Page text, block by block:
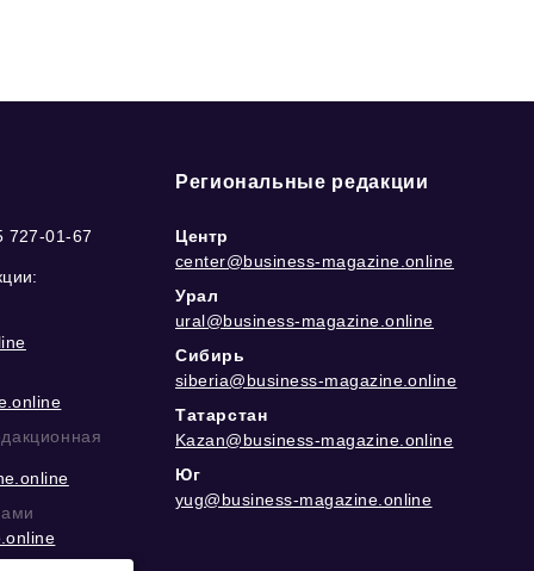
727-01-67
Региональные редакции
Центр
center@business-magazine.online
Урал
ural@business-magazine.online
Сибирь
siberia@business-magazine.online
Татарстан
Kazan@business-magazine.online
Юг
yug@business-magazine.online